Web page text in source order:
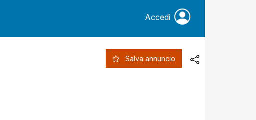
Accedi
Salva annuncio